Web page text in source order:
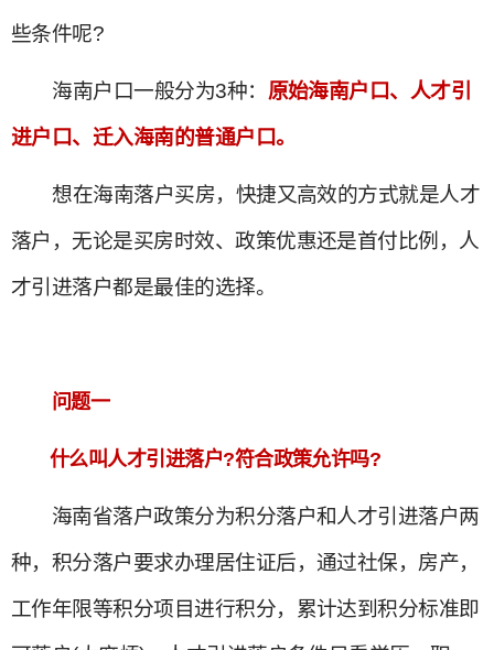
些条件呢?
海南户口一般分为3种： 原始海南户口、人才引
进户口、迁入海南的普通户口。
想在海南落户买房，快捷又高效的方式就是人才
落户，无论是买房时效、政策优惠还是首付比例，人
才引进落户都是最佳的选择。
问题一
什么叫人才引进落户?符合政策允许吗?
海南省落户政策分为积分落户和人才引进落户两
种，积分落户要求办理居住证后，通过社保，房产，
工作年限等积分项目进行积分，累计达到积分标准即